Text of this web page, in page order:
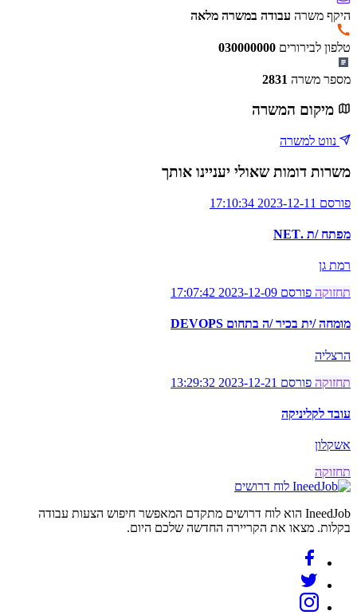
היקף משרה עבודה במשרה מלאה
טלפון לבירורים 030000000
מספר משרה 2831
מיקום המשרה
נווט למשרה
משרות דומות שאולי יעניינו אותך
פורסם 2023-12-11 17:10:34
מפתח /ת .NET
רמת גן
תחזוקה פורסם 2023-12-09 17:07:42
מומחה /ית בכיר /ה בתחום DEVOPS
הרצליה
תחזוקה פורסם 2023-12-21 13:29:32
עובד לקליניקה
אשקלון
תחזוקה
לוח דרושים
IneedJob הוא לוח דרושים מתקדם המאפשר חיפוש הצעות עבודה
בקלות. מצאו את הקריירה החדשה שלכם היום.